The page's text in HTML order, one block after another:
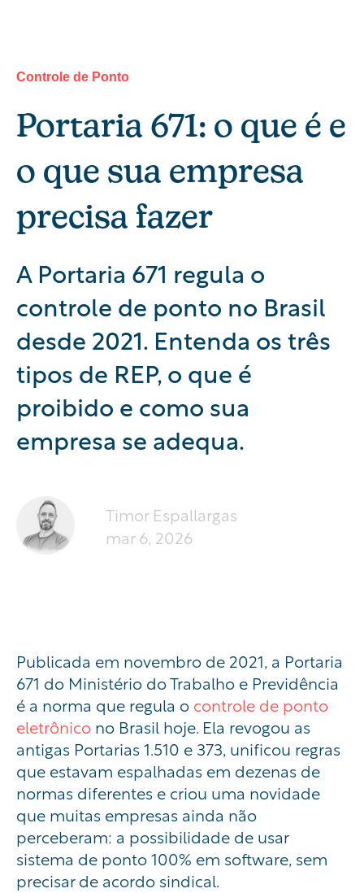
Controle de Ponto
Portaria 671: o que é e
o que sua empresa
precisa fazer
A Portaria 671 regula o
controle de ponto no Brasil
desde 2021. Entenda os três
tipos de REP, o que é
proibido e como sua
empresa se adequa.
Timor Espallargas
mar 6, 2026
Publicada em novembro de 2021, a Portaria
671 do Ministério do Trabalho e Previdência
é a norma que regula o controle de ponto
eletrônico no Brasil hoje. Ela revogou as
antigas Portarias 1.510 e 373, unificou regras
que estavam espalhadas em dezenas de
normas diferentes e criou uma novidade
que muitas empresas ainda não
perceberam: a possibilidade de usar
sistema de ponto 100% em software, sem
precisar de acordo sindical.